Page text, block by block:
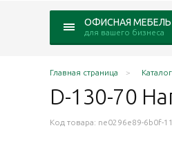
ОФИСНАЯ МЕБЕЛЬ
для вашего бизнеса
Главная страница Каталог
D-130-70
Код товара: ne0296e89-6b0f-